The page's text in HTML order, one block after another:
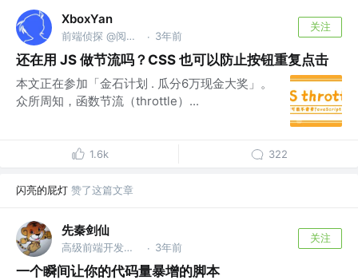
XboxYan
前端侦探 @阅文集团 · 3年前
关注
还在用 JS 做节流吗？CSS 也可以防止按钮重复点击
本文正在参加「金石计划 . 瓜分6万现金大奖」。
众所周知，函数节流（throttle）...
1.6k 322
闪亮的屁灯 赞了这篇文章
先秦剑仙
高级前端开发工程师 · 3年前
关注
一个瞬间让你的代码量暴增的脚本